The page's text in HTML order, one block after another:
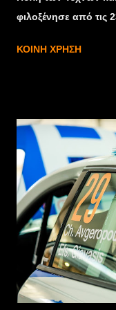
φιλοξένησε από τις
9 Ελλήνων που
κατηγορία Karting
αγωνίστηκε με
σε σύνολο 36
εξαιρετική
χρόνο στο πρωινό
ταλέντο και τις
Καρράς, στην
τελικό αγώνα από
17η θέση,
ΚΟΙΝΉ ΧΡΉΣΗ